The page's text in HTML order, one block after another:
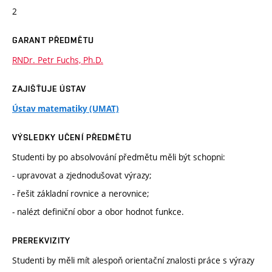
2
GARANT PŘEDMĚTU
RNDr. Petr Fuchs, Ph.D.
ZAJIŠŤUJE ÚSTAV
Ústav matematiky (UMAT)
VÝSLEDKY UČENÍ PŘEDMĚTU
Studenti by po absolvování předmětu měli být schopni:
- upravovat a zjednodušovat výrazy;
- řešit základní rovnice a nerovnice;
- nalézt definiční obor a obor hodnot funkce.
PREREKVIZITY
Studenti by měli mít alespoň orientační znalosti práce s výrazy